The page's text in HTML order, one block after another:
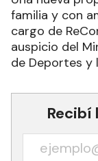
familia y con
cargo de
auspicio del
de Deportes y
Recibí